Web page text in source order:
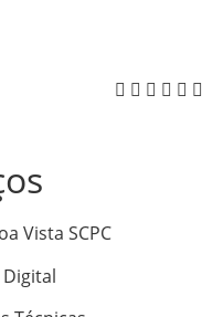
Vista SCPC